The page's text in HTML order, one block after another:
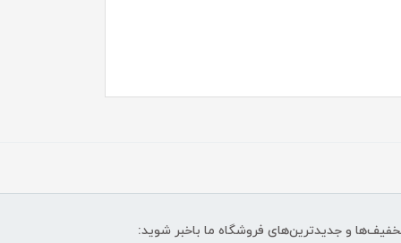
و جدیدترین‌های فروشگاه ما باخبر شوید: